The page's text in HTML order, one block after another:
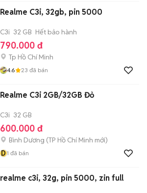
Realme C3i, 32gb, pin 5000
C3i 32 GB Hết bảo hành
790.000 đ
Tp Hồ Chí Minh
4.6 23 đã bán
Realme C3i 2GB/32GB Đỏ
C3i 32 GB
600.000 đ
Bình Dương (TP Hồ Chí Minh mới)
D1 đã bán
realme c3i, 32g, pin 5000, zin full